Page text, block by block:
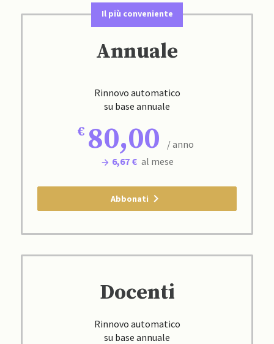
Il più conveniente
Annuale
Rinnovo automatico
su base annuale
80,00
/ anno
6,67 € al mese
Abbonati
Docenti
Rinnovo automatico
su base annuale